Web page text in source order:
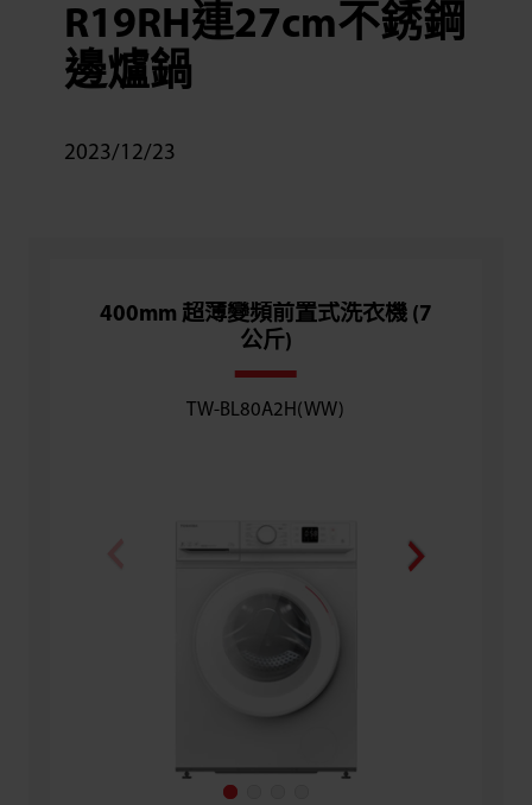
R19RH連27cm不銹鋼
邊爐鍋
2023/12/23
400mm 超薄變頻前置式洗衣機 (7
公斤)
TW-BL80A2H(WW)